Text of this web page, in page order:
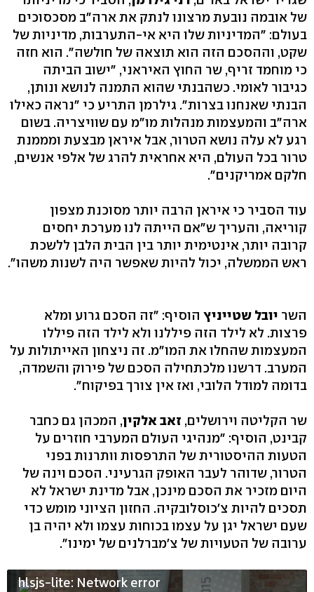
של אובמה נובעת מרצונו לנתק את ארה"ב מסכסוכים
בעולם: "המדיניות שלו היא אי-התערבות, מדיניות של
שקט, וההסכם הזה הוא תוצאה של חולשה". הוא חזה
כי מוחמד זריף, שר החוץ האיראני, "ישוב הביתה
כגיבור לאומי. כשהבנתי שהוא התמנה לנושא ונותן,
הבנתי שאנחנו בצרות". גילרמן התריע כי "נראה כאילו
ארה"ב והמעצמות מנהלות מו"מ עם שוויצריה. בשום
רגע לא עלה נושא הטרור, אבל איראן מבצעת ומממנת
טרור בכל העולם, היא אחראית להרג של אלפי אנשים,
חלקם אמריקנים".
עוד הסביר כי איראן הרבה יותר מסוכנת מצפון
קוריאה, והעריך ש"אם הייתה לנו מערכת יחסים
קרובה יותר, אינטימית יותר בין הבית הלבן ללשכת
ראש הממשלה, יכול להיות שאפשר היה לשנות משהו".
השר יובל שטייניץ הוסיף: "זה הסכם גרוע ומלא
פרצות. לא לילד הזה פיללנו ולא לילד הזה פיללו
המעצמות שהחלו את המו"מ. זה ניצחון האייתולות על
המערב. דרשנו מלכתחילה הסכם של פירוק והשמדה,
בדומה למודל הלובי, ואז אין צורך בפיקוח".
שר הקליטה וירושלים, זאב אלקין, המכהן גם כחבר
קבינט, הוסיף: "מנהיגי העולם המערבי חוזרים על
הטעות ההיסטורית של התרפסות וותרנות בפני
הטרור, שדוהר לעבר האופק הגרעיני. הסכם וינה של
היום מזכיר את הסכם מינכן, אבל מדינת ישראל לא
תסכים להיות צ׳כוסלובקיה. החזון הציוני מומש כדי
שעם ישראל יגן על עצמו בכוחות עצמו ולא יהיה בן
ערובה של הטעויות של צ׳מברלנים של ימינו".
hlsjs-lite: Network error